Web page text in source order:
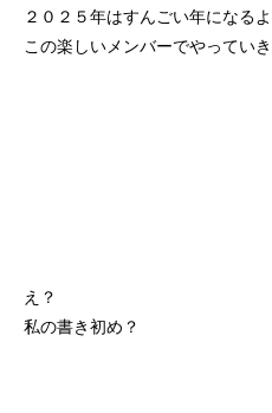
２０２５年はすんごい年になるよ
この楽しいメンバーでやってい
え？
私の書き初め？